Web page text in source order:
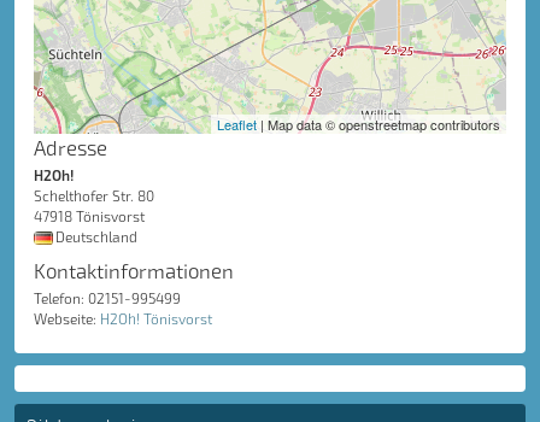
Leaflet | Map data © openstreetmap contributors
Adresse
H2Oh!
Schelthofer Str. 80
47918 Tönisvorst
Deutschland
Kontaktinformationen
Telefon: 02151-995499
Webseite: H2Oh! Tönisvorst